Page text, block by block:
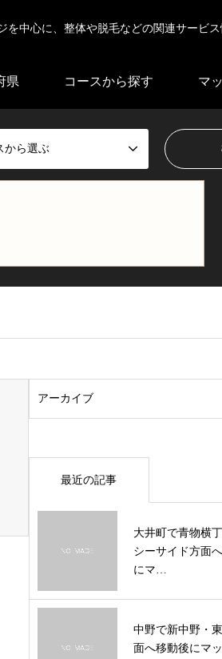
中心に、整体や脱毛などの関連サービ
県 コースから探す マ
から選ぶ
最近の記事
大井町で青物横丁
シーサイド方面
にマ…
中野で新中野・
面へ移動後にマ